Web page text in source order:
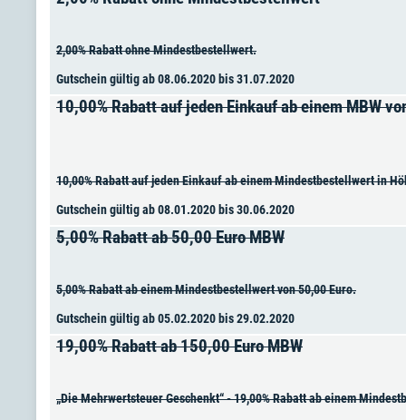
2,00% Rabatt ohne Mindestbestellwert.
Gutschein gültig ab 08.06.2020 bis 31.07.2020
10,00% Rabatt auf jeden Einkauf ab einem MBW
10,00% Rabatt auf jeden Einkauf ab einem Mindestbestellwert in
Gutschein gültig ab 08.01.2020 bis 30.06.2020
5,00% Rabatt ab 50,00 Euro MBW
5,00% Rabatt ab einem Mindestbestellwert von 50,00 Euro.
Gutschein gültig ab 05.02.2020 bis 29.02.2020
19,00% Rabatt ab 150,00 Euro MBW
„Die Mehrwertsteuer Geschenkt“ - 19,00% Rabatt ab einem